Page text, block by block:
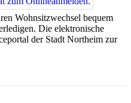
Wohnsitzwechsel bequem
Die elektronische
der Stadt Northeim zur